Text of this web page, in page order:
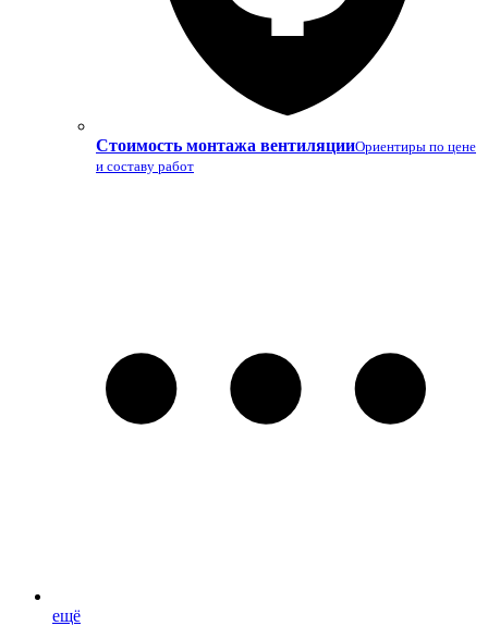
Стоимость монтажа вентиляцииОриентиры по цене
и составу работ
ещё